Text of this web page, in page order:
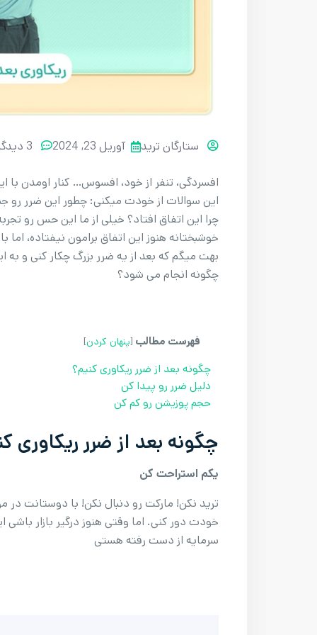
ستارگان ترید آوریل 23, 2024
افسردگی، تنفر از خود، افسوس… کنار اومدن
این سوالات از خودت میکنی: چطور این ضرر رو
چرا این اتفاق افتاد؟ خیلی از ما این حس رو
خوشبختانه هنوز این اتفاق برامون نیفتاده،
بهت میگم که بعد از یه ضرر بزرگ چکار کنی و به
چگونه انجام می شود؟
فهرست مطالب [پنهان کردن]
چگونه بعد از ضرر ریکاوری کنیم؟
دلیل ضرر رو پیدا کن
حجم پوزیشن رو کم کن
چگونه بعد از ضرر ریکاوری
یکم استراحت کن
ترید نکن! مارکت رو دنبال نکن! با دوستانت در
خودت دور کنی. اما وقتی هنوز درگیر بازار
سرمایه از دست رفته هستی